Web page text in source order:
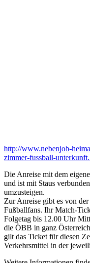
http://www.nebenjob-
zimmer-fussball-
Die Anreise mit dem
und ist mit Staus
umzusteigen.
Zur Anreise gibt es von
Fußballfans. Ihr Match-
Folgetag bis 12.00 Uhr
die ÖBB in ganz
gilt das Ticket für diesen
Verkehrsmittel in der